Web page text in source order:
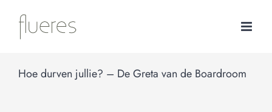
inhoud
Hoe durven jullie? – De Greta van de Boardroom